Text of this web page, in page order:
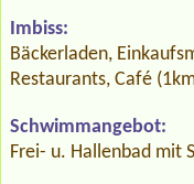
Imbiss:
Bäckerladen,
Restaurants, Café
Schwimmangebot:
Frei- u. Hallenbad mit